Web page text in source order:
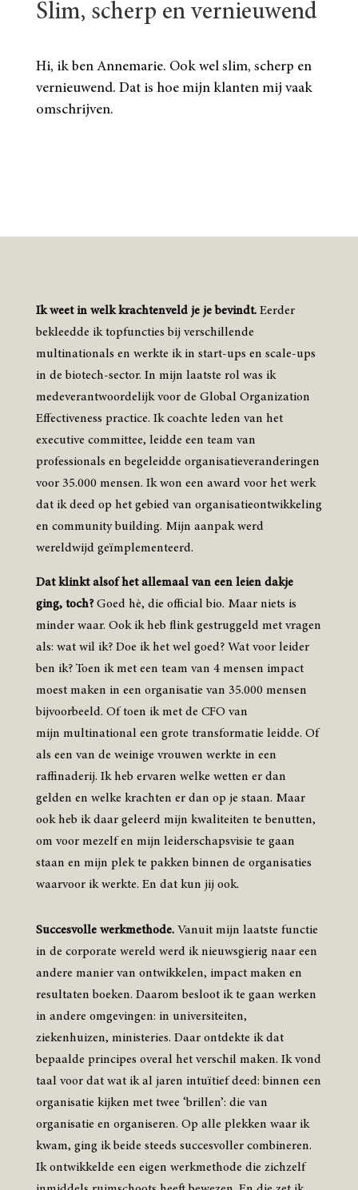
Slim, scherp en vernieuwend
Hi, ik ben Annemarie. Ook wel slim, scherp en
vernieuwend. Dat is hoe mijn klanten mij vaak
omschrijven.
Ik weet in welk krachtenveld je je bevindt.Eerder
bekleedde ik topfuncties bij verschillende
multinationals en werkte ik in start-ups en scale-ups
in de biotech-sector. In mijn laatste rol was ik
medeverantwoordelijk voor de Global Organization
Effectiveness practice. Ik coachte leden van het
executive committee, leidde een team van
professionals en begeleidde organisatieveranderingen
voor 35.000 mensen. Ik won een award voor het werk
dat ik deed op het gebied van organisatieontwikkeling
en community building. Mijn aanpak werd
wereldwijd geïmplementeerd.
Dat klinkt alsof het allemaal van een leien dakje
ging, toch?Goed hè, die official bio. Maar niets is
minder waar. Ook ik heb flink gestruggeld met vragen
als: wat wil ik? Doe ik het wel goed? Wat voor leider
ben ik? Toen ik met een team van 4 mensen impact
moest maken in een organisatie van 35.000 mensen
bijvoorbeeld. Of toen ik met de CFO van
mijn multinational een grote transformatie leidde. Of
als een van de weinige vrouwen werkte in een
raffinaderij. Ik heb ervaren welke wetten er dan
gelden en welke krachten er dan op je staan. Maar
ook heb ik daar geleerd mijn kwaliteiten te benutten,
om voor mezelf en mijn leiderschapsvisie te gaan
staan en mijn plek te pakken binnen de organisaties
waarvoor ik werkte. En dat kun jij ook.
Succesvolle werkmethode.Vanuit mijn laatste functie
in de corporate wereld werd ik nieuwsgierig naar een
andere manier van ontwikkelen, impact maken en
resultaten boeken. Daarom besloot ik te gaan werken
in andere omgevingen: in universiteiten,
ziekenhuizen, ministeries. Daar ontdekte ik dat
bepaalde principes overal het verschil maken. Ik vond
taal voor dat wat ik al jaren intuïtief deed: binnen een
organisatie kijken met twee ‘brillen’: die van
organisatie en organiseren. Op alle plekken waar ik
kwam, ging ik beide steeds succesvoller combineren.
Ik ontwikkelde een eigen werkmethode die zichzelf